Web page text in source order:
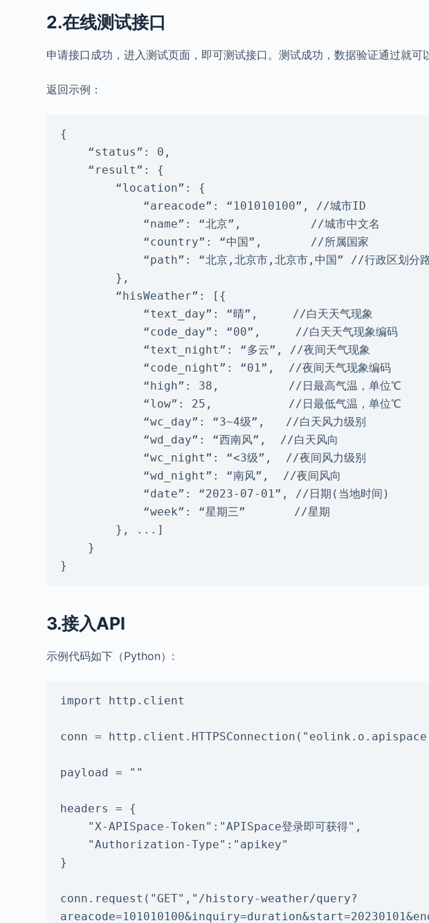
2.在线测试接口
申请接口成功，进入测试页面，即可测试接口。测试成功，数据验证通过就可
返回示例：
{
}
3.接入API
示例代码如下（Python）:
import http.client
conn =
payload = ""
headers = {
}
conn.request("GET","/history-weather/query?